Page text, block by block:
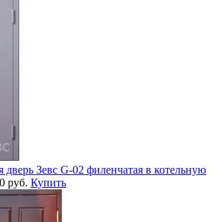
дверь Зевс G-02 филенчатая в котельную
руб. Купить